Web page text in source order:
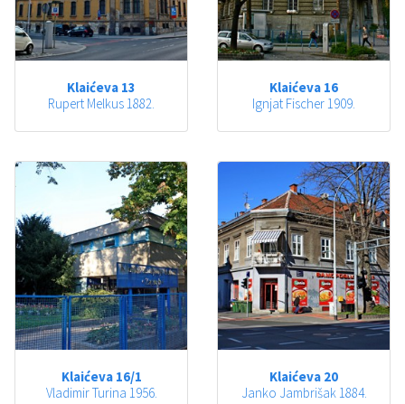
Klaićeva 13
Rupert Melkus 1882.
Klaićeva 16
Ignjat Fischer 1909.
Klaićeva 16/1
Vladimir Turina 1956.
Klaićeva 20
Janko Jambrišak 1884.